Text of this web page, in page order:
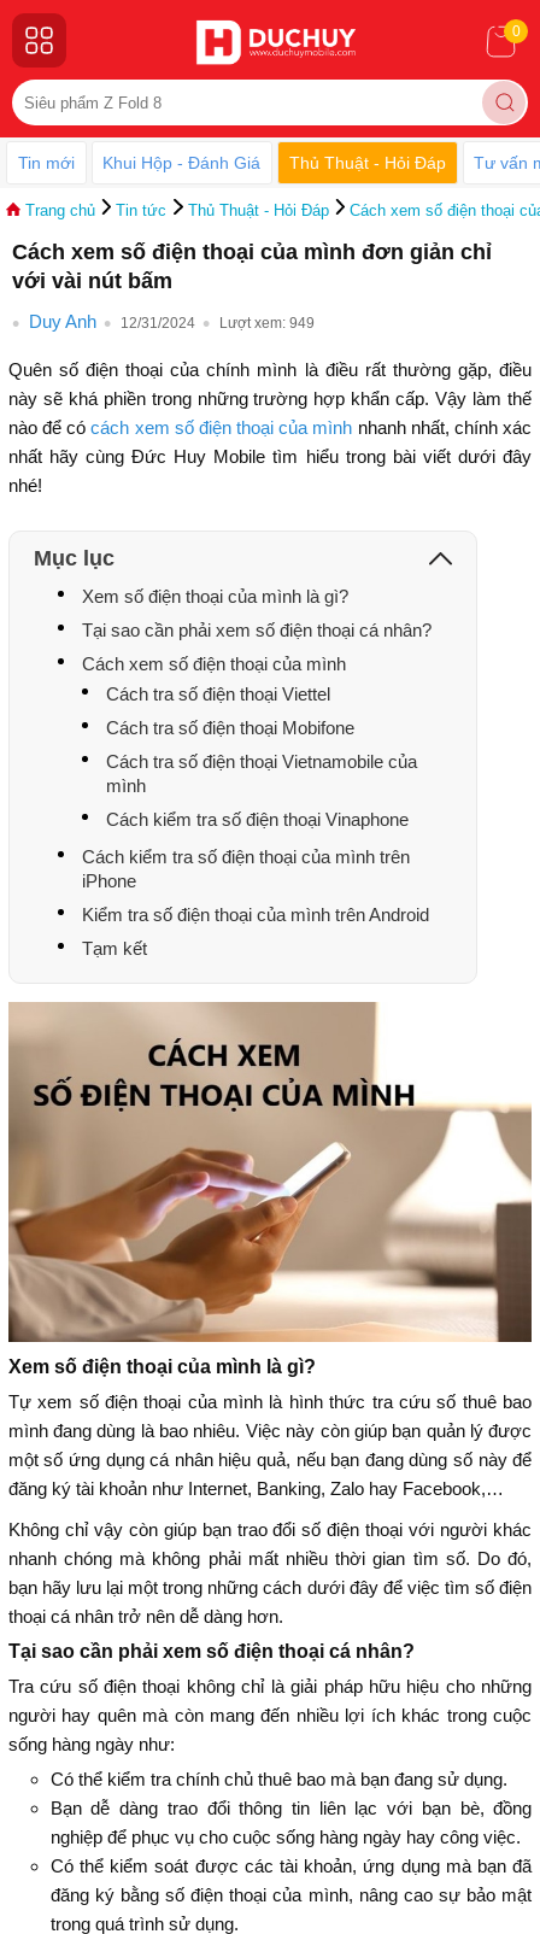
0
Tin mới Khui Hộp - Đánh Giá Thủ Thuật - Hỏi Đáp Tư vấn
Trang chủ Tin tức Thủ Thuật - Hỏi Đáp Cách xem số điện thoại
Cách xem số điện thoại của mình đơn giản chỉ
với vài nút bấm
Duy Anh 12/31/2024 Lượt xem: 949
Quên số điện thoại của chính mình là điều rất thường gặp, điều
này sẽ khá phiền trong những trường hợp khẩn cấp. Vậy làm thế
nào để cócách xem số điện thoại của mình nhanh nhất, chính xác
nhất hãy cùng Đức Huy Mobile tìm hiểu trong bài viết dưới đây
nhé!
Mục lục
Xem số điện thoại của mình là gì?
Tại sao cần phải xem số điện thoại cá nhân?
Cách xem số điện thoại của mình
Cách tra số điện thoại Viettel
Cách tra số điện thoại Mobifone
Cách tra số điện thoại Vietnamobile của
mình
Cách kiểm tra số điện thoại Vinaphone
Cách kiểm tra số điện thoại của mình trên
iPhone
Kiểm tra số điện thoại của mình trên Android
Tạm kết
Xem số điện thoại của mình là gì?
Tự xem số điện thoại của mình là hình thức tra cứu số thuê bao
mình đang dùng là bao nhiêu. Việc này còn giúp bạn quản lý được
một số ứng dụng cá nhân hiệu quả, nếu bạn đang dùng số này để
đăng ký tài khoản như Internet, Banking, Zalo hay Facebook,…
Không chỉ vậy còn giúp bạn trao đổi số điện thoại với người khác
nhanh chóng mà không phải mất nhiều thời gian tìm số. Do đó,
bạn hãy lưu lại một trong những cách dưới đây để việc tìm số điện
thoại cá nhân trở nên dễ dàng hơn.
Tại sao cần phải xem số điện thoại cá nhân?
Tra cứu số điện thoại không chỉ là giải pháp hữu hiệu cho những
người hay quên mà còn mang đến nhiều lợi ích khác trong cuộc
sống hàng ngày như:
Có thể kiểm tra chính chủ thuê bao mà bạn đang sử dụng.
Bạn dễ dàng trao đổi thông tin liên lạc với bạn bè, đồng
nghiệp để phục vụ cho cuộc sống hàng ngày hay công việc.
Có thể kiểm soát được các tài khoản, ứng dụng mà bạn đã
đăng ký bằng số điện thoại của mình, nâng cao sự bảo mật
trong quá trình sử dụng.